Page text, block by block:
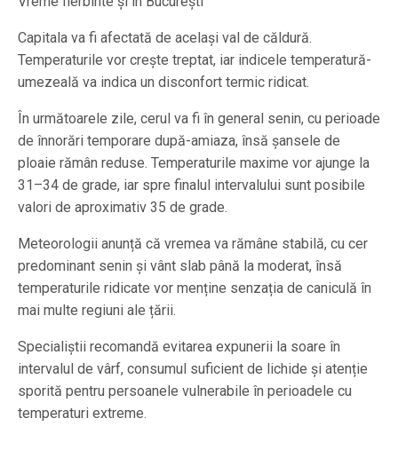
Capitala va fi afectată de același val de căldură.
Temperaturile vor crește treptat, iar indicele temperatură-
umezeală va indica un disconfort termic ridicat.
În următoarele zile, cerul va fi în general senin, cu perioade
de înnorări temporare după-amiaza, însă șansele de
ploaie rămân reduse. Temperaturile maxime vor ajunge la
31–34 de grade, iar spre finalul intervalului sunt posibile
valori de aproximativ 35 de grade.
Meteorologii anunță că vremea va rămâne stabilă, cu cer
predominant senin și vânt slab până la moderat, însă
temperaturile ridicate vor menține senzația de caniculă în
mai multe regiuni ale țării.
Specialiștii recomandă evitarea expunerii la soare în
intervalul de vârf, consumul suficient de lichide și atenție
sporită pentru persoanele vulnerabile în perioadele cu
temperaturi extreme.